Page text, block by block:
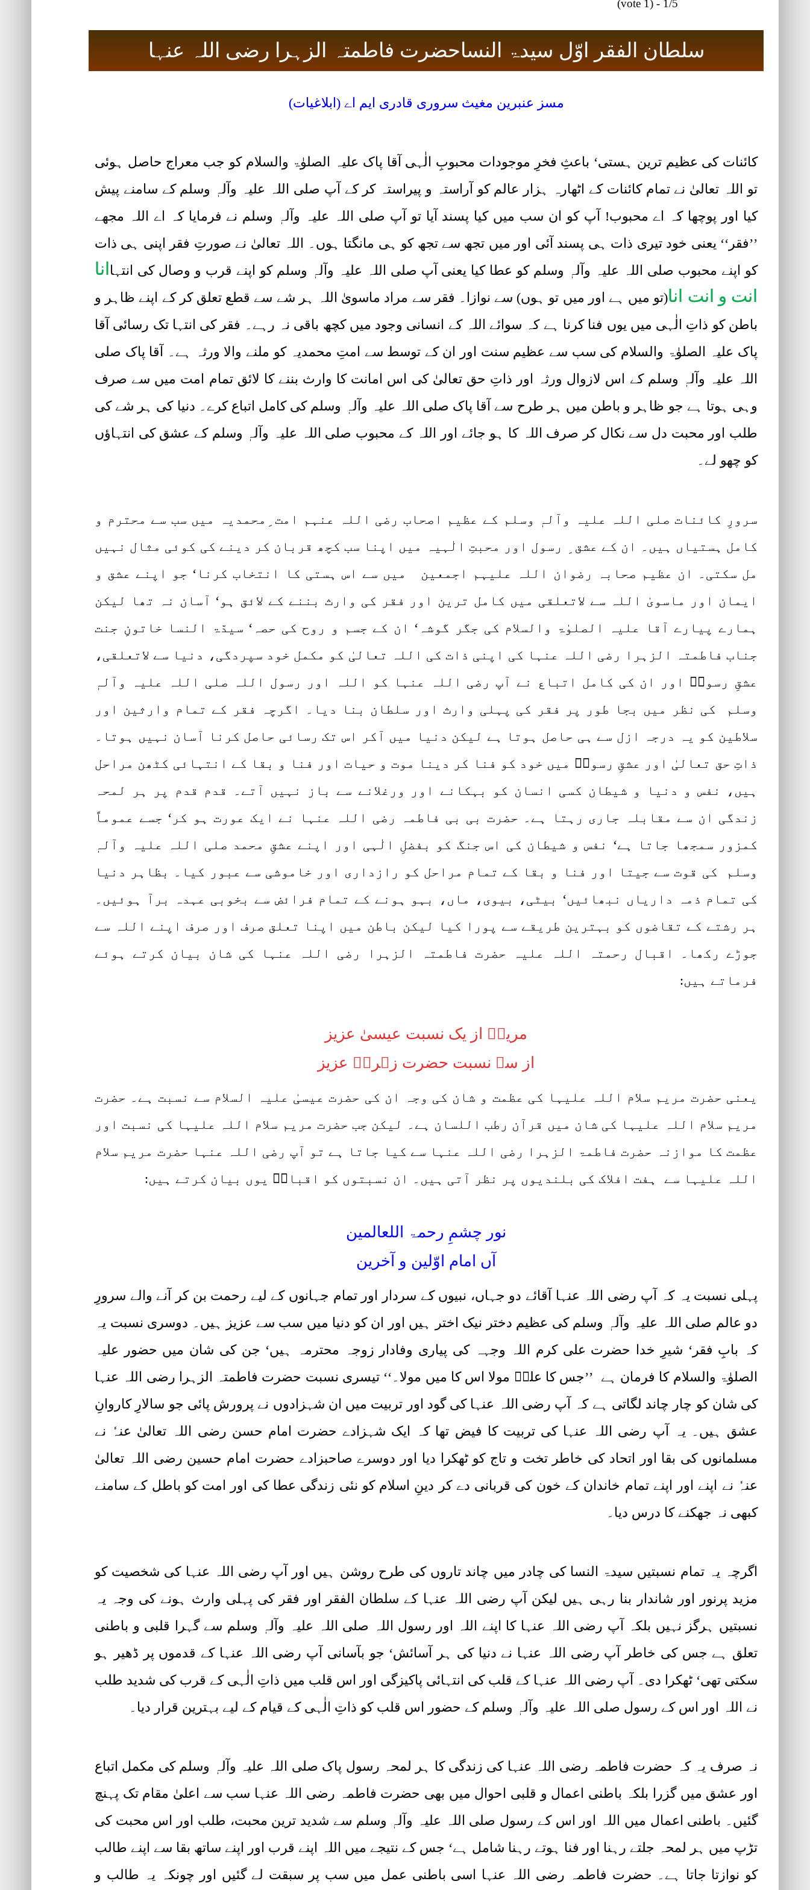
1/5 - (1 vote)
سلطان الفقر اوّل سیدۃ النساحضرت فاطمتہ الزہرا رضی اللہ عنہا
مسز عنبرین مغیث سروری قادری ایم اے (ابلاغیات)
کائنات کی عظیم ترین ہستی‘ باعثِ فخرِ موجودات محبوبِ الٰہی آقا پاک علیہ الصلوٰۃ والسلام کو جب معراج حاصل ہوئی
تو اللہ تعالیٰ نے تمام کائنات کے اٹھارہ ہزار عالم کو آراستہ و پیراستہ کر کے آپ صلی اللہ علیہ وآلہٖ وسلم کے سامنے پیش
کیا اور پوچھا کہ اے محبوب! آپ کو ان سب میں کیا پسند آیا تو آپ صلی اللہ علیہ وآلہٖ وسلم نے فرمایا کہ اے اللہ مجھے
’’فقر‘‘ یعنی خود تیری ذات ہی پسند آئی اور میں تجھ سے تجھ کو ہی مانگتا ہوں۔ اللہ تعالیٰ نے صورتِ فقر اپنی ہی ذات
کو اپنے محبوب صلی اللہ علیہ وآلہٖ وسلم کو عطا کیا یعنی آپ صلی اللہ علیہ وآلہٖ وسلم کو اپنے قرب و وصال کی انتہا انا
انت و انت انا(تو میں ہے اور میں تو ہوں) سے نوازا۔ فقر سے مراد ماسویٰ اللہ ہر شے سے قطع تعلق کر کے اپنے ظاہر و
باطن کو ذاتِ الٰہی میں یوں فنا کرنا ہے کہ سوائے اللہ کے انسانی وجود میں کچھ باقی نہ رہے۔ فقر کی انتہا تک رسائی آقا
پاک علیہ الصلوٰۃ والسلام کی سب سے عظیم سنت اور ان کے توسط سے امتِ محمدیہ کو ملنے والا ورثہ ہے۔ آقا پاک صلی
اللہ علیہ وآلہٖ وسلم کے اس لازوال ورثہ اور ذاتِ حق تعالیٰ کی اس امانت کا وارث بننے کا لائق تمام امت میں سے صرف
وہی ہوتا ہے جو ظاہر و باطن میں ہر طرح سے آقا پاک صلی اللہ علیہ وآلہٖ وسلم کی کامل اتباع کرے۔ دنیا کی ہر شے کی
طلب اور محبت دل سے نکال کر صرف اللہ کا ہو جائے اور اللہ کے محبوب صلی اللہ علیہ وآلہٖ وسلم کے عشق کی انتہاؤں
کو چھو لے۔
سرورِ کائنات صلی اللہ علیہ وآلہٖ وسلم کے عظیم اصحاب رضی اللہ عنہم امت ِمحمدیہ میں سب سے محترم و
کامل ہستیاں ہیں۔ ان کے عشق ِ رسول اور محبتِ الٰہیہ میں اپنا سب کچھ قربان کر دینے کی کوئی مثال نہیں
مل سکتی۔ ان عظیم صحابہ رضوان اللہ علیہم اجمعین میں سے اس ہستی کا انتخاب کرنا‘ جو اپنے عشق و
ایمان اور ماسویٰ اللہ سے لاتعلقی میں کامل ترین اور فقر کی وارث بننے کے لائق ہو‘ آسان نہ تھا لیکن
ہمارے پیارے آقا علیہ الصلوٰۃ والسلام کی جگر گوشہ‘ ان کے جسم و روح کی حصہ‘ سیدّۃ النسا خاتونِ جنت
جناب فاطمتہ الزہرا رضی اللہ عنہا کی اپنی ذات کی اللہ تعالیٰ کو مکمل خود سپردگی، دنیا سے لاتعلقی،
عشقِ رسولؐ اور ان کی کامل اتباع نے آپ رضی اللہ عنہا کو اللہ اور رسول اللہ صلی اللہ علیہ وآلہٖ
وسلم کی نظر میں بجا طور پر فقر کی پہلی وارث اور سلطان بنا دیا۔ اگرچہ فقر کے تمام وارثین اور
سلاطین کو یہ درجہ ازل سے ہی حاصل ہوتا ہے لیکن دنیا میں آکر اس تک رسائی حاصل کرنا آسان نہیں ہوتا۔
ذاتِ حق تعالیٰ اور عشقِ رسولؐ میں خود کو فنا کر دینا موت و حیات اور فنا و بقا کے انتہائی کٹھن مراحل
ہیں، نفس و دنیا و شیطان کسی انسان کو بہکانے اور ورغلانے سے باز نہیں آتے۔ قدم قدم پر ہر لمحہ
زندگی ان سے مقابلہ جاری رہتا ہے۔ حضرت بی بی فاطمہ رضی اللہ عنہا نے ایک عورت ہو کر‘ جسے عموماً
کمزور سمجھا جاتا ہے‘ نفس و شیطان کی اس جنگ کو بفضلِ الٰہی اور اپنے عشقِ محمد صلی اللہ علیہ وآلہٖ
وسلم کی قوت سے جیتا اور فنا و بقا کے تمام مراحل کو رازداری اور خاموشی سے عبور کیا۔ بظاہر دنیا
کی تمام ذمہ داریاں نبھائیں‘ بیٹی، بیوی، ماں، بہو ہونے کے تمام فرائض سے بخوبی عہدہ برآ ہوئیں۔
ہر رشتے کے تقاضوں کو بہترین طریقے سے پورا کیا لیکن باطن میں اپنا تعلق صرف اور صرف اپنے اللہ سے
جوڑے رکھا۔ اقبال رحمتہ اللہ علیہ حضرت فاطمتہ الزہرا رضی اللہ عنہا کی شان بیان کرتے ہوئے
فرماتے ہیں:
مریمؑ از یک نسبت عیسیٰ عزیز
از سہ نسبت حضرت زہراؓ عزیز
یعنی حضرت مریم سلام اللہ علیہا کی عظمت و شان کی وجہ ان کی حضرت عیسیٰ علیہ السلام سے نسبت ہے۔ حضرت
مریم سلام اللہ علیہا کی شان میں قرآن رطب اللسان ہے۔ لیکن جب حضرت مریم سلام اللہ علیہا کی نسبت اور
عظمت کا موازنہ حضرت فاطمۃ الزہرا رضی اللہ عنہا سے کیا جاتا ہے تو آپ رضی اللہ عنہا حضرت مریم سلام
اللہ علیہا سے ہفت افلاک کی بلندیوں پر نظر آتی ہیں۔ ان نسبتوں کو اقبالؒ یوں بیان کرتے ہیں:
نور چشمِ رحمۃ اللعالمین
آں امام اوّلین و آخرین
پہلی نسبت یہ کہ آپ رضی اللہ عنہا آقائے دو جہاں، نبیوں کے سردار اور تمام جہانوں کے لیے رحمت بن کر آنے والے سرورِ
دو عالم صلی اللہ علیہ وآلہٖ وسلم کی عظیم دختر نیک اختر ہیں اور ان کو دنیا میں سب سے عزیز ہیں۔ دوسری نسبت یہ
کہ بابِ فقر‘ شیرِ خدا حضرت علی کرم اللہ وجہہ کی پیاری وفادار زوجہ محترمہ ہیں‘ جن کی شان میں حضور علیہ
الصلوٰۃ والسلام کا فرمان ہے ’’جس کا علیؓ مولا اس کا میں مولا۔‘‘ تیسری نسبت حضرت فاطمتہ الزہرا رضی اللہ عنہا
کی شان کو چار چاند لگاتی ہے کہ آپ رضی اللہ عنہا کی گود اور تربیت میں ان شہزادوں نے پرورش پائی جو سالارِ کاروانِ
عشق ہیں۔ یہ آپ رضی اللہ عنہا کی تربیت کا فیض تھا کہ ایک شہزادے حضرت امام حسن رضی اللہ تعالیٰ عنہٗ نے
مسلمانوں کی بقا اور اتحاد کی خاطر تخت و تاج کو ٹھکرا دیا اور دوسرے صاحبزادے حضرت امام حسین رضی اللہ تعالیٰ
عنہٗ نے اپنے اور اپنے تمام خاندان کے خون کی قربانی دے کر دینِ اسلام کو نئی زندگی عطا کی اور امت کو باطل کے سامنے
کبھی نہ جھکنے کا درس دیا۔
اگرچہ یہ تمام نسبتیں سیدۃ النسا کی چادر میں چاند تاروں کی طرح روشن ہیں اور آپ رضی اللہ عنہا کی شخصیت کو
مزید پرنور اور شاندار بنا رہی ہیں لیکن آپ رضی اللہ عنہا کے سلطان الفقر اور فقر کی پہلی وارث ہونے کی وجہ یہ
نسبتیں ہرگز نہیں بلکہ آپ رضی اللہ عنہا کا اپنے اللہ اور رسول اللہ صلی اللہ علیہ وآلہٖ وسلم سے گہرا قلبی و باطنی
تعلق ہے جس کی خاطر آپ رضی اللہ عنہا نے دنیا کی ہر آسائش‘ جو بآسانی آپ رضی اللہ عنہا کے قدموں پر ڈھیر ہو
سکتی تھی‘ ٹھکرا دی۔ آپ رضی اللہ عنہا کے قلب کی انتہائی پاکیزگی اور اس قلب میں ذاتِ الٰہی کے قرب کی شدید طلب
نے اللہ اور اس کے رسول صلی اللہ علیہ وآلہٖ وسلم کے حضور اس قلب کو ذاتِ الٰہی کے قیام کے لیے بہترین قرار دیا۔
نہ صرف یہ کہ حضرت فاطمہ رضی اللہ عنہا کی زندگی کا ہر لمحہ رسول پاک صلی اللہ علیہ وآلہٖ وسلم کی مکمل اتباع
اور عشق میں گزرا بلکہ باطنی اعمال و قلبی احوال میں بھی حضرت فاطمہ رضی اللہ عنہا سب سے اعلیٰ مقام تک پہنچ
گئیں۔ باطنی اعمال میں اللہ اور اس کے رسول صلی اللہ علیہ وآلہٖ وسلم سے شدید ترین محبت، طلب اور اس محبت کی
تڑپ میں ہر لمحہ جلتے رہنا اور فنا ہوتے رہنا شامل ہے‘ جس کے نتیجے میں اللہ اپنے قرب اور اپنے ساتھ بقا سے اپنے طالب
کو نوازتا جاتا ہے۔ حضرت فاطمہ رضی اللہ عنہا اسی باطنی عمل میں سب پر سبقت لے گئیں اور چونکہ یہ طالب و